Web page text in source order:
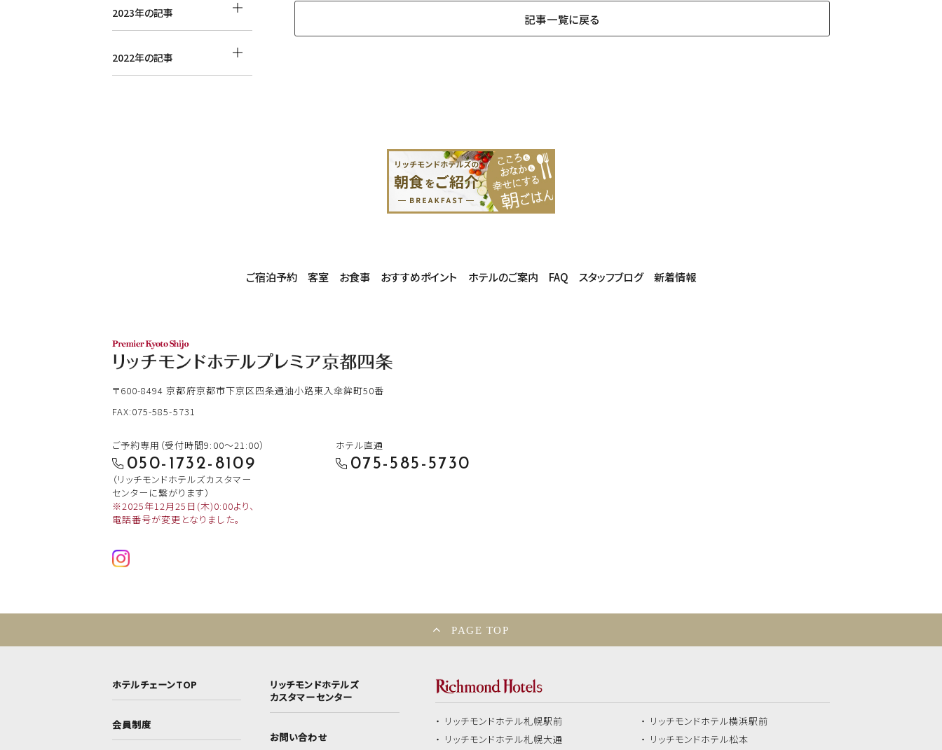
記事一覧に戻る
2023年の記事
2022年の記事
ご宿泊予約 客室 お食事 おすすめポイント ホテルのご案内 FAQ スタッフブログ 新着情報
〒600-8494京都府京都市下京区四条通油小路東入傘鉾町50番
FAX:075-585-5731
ご予約専用（受付時間9:00～21:00）
050-1732-8109
（リッチモンドホテルズカスタマー
センターに繋がります）
※2025年12月25日(木)0:00より、
電話番号が変更となりました。
ホテル直通
075-585-5730
PAGE TOP
ホテルチェーンTOP
会員制度
リッチモンドホテルズ
カスタマーセンター
お問い合わせ
リッチモンドホテル札幌駅前
リッチモンドホテル札幌大通
リッチモンドホテル横浜駅前
リッチモンドホテル松本